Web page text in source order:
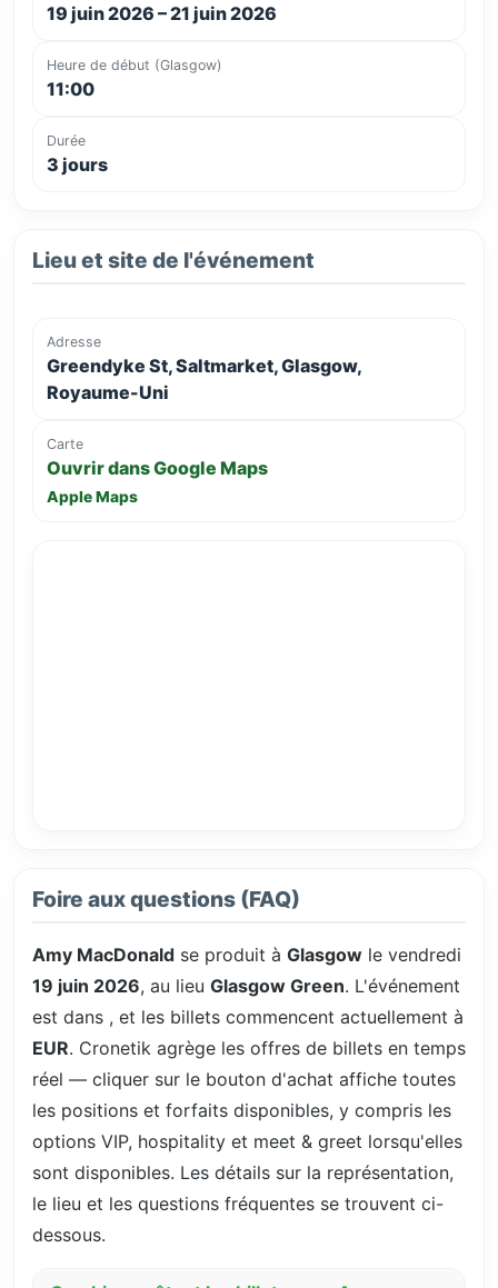
19 juin 2026 – 21 juin 2026
Heure de début (Glasgow)
11:00
Durée
3 jours
Lieu et site de l'événement
Adresse
Greendyke St, Saltmarket, Glasgow,
Royaume-Uni
Carte
Ouvrir dans Google Maps
Apple Maps
Foire aux questions (FAQ)
Amy MacDonald se produit à Glasgow le vendredi
19 juin 2026, au lieu Glasgow Green. L'événement
est dans , et les billets commencent actuellement à
EUR. Cronetik agrège les offres de billets en temps
réel — cliquer sur le bouton d'achat affiche toutes
les positions et forfaits disponibles, y compris les
options VIP, hospitality et meet & greet lorsqu'elles
sont disponibles. Les détails sur la représentation,
le lieu et les questions fréquentes se trouvent ci-
dessous.